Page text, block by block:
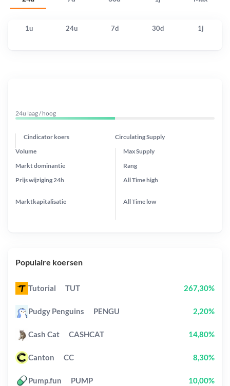
1u 24u 7d 30d 1j
24u laag / hoog
Cindicator koers Circulating Supply
Prijs wijziging 24h
Max Supply
Markt dominantie
Marktkapitalisatie
Volume
Rang
All Timehigh
All Time low
Populaire koersen
Tutorial TUT 267,30%
Pudgy Penguins PENGU 2,20%
Cash Cat CASHCAT 14,80%
Canton CC 8,30%
Pump.fun PUMP 10,00%